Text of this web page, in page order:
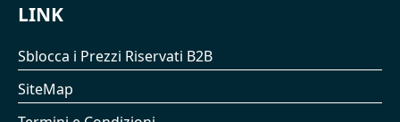
LINK
Sblocca i Prezzi Riservati B2B
SiteMap